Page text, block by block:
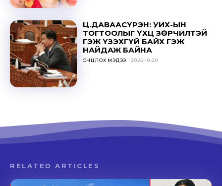
Ц.ДАВААСҮРЭН: УИХ-ЫН
ТОГТООЛЫГ ҮХЦ ЗӨРЧИЛТЭЙ
ГЭЖ ҮЗЭХГҮЙ БАЙХ ГЭЖ
НАЙДАЖ БАЙНА
ОНЦЛОХ МЭДЭЭ 2025-10-20
RELATED ARTICLES